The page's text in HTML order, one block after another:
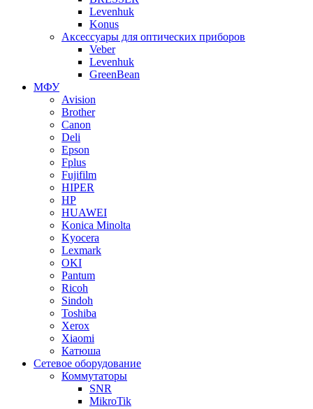
Levenhuk
Konus
Аксессуары для оптических приборов
Veber
Levenhuk
GreenBean
МФУ
Avision
Brother
Canon
Deli
Epson
Fplus
Fujifilm
HIPER
HP
HUAWEI
Konica Minolta
Kyocera
Lexmark
OKI
Pantum
Ricoh
Sindoh
Toshiba
Xerox
Xiaomi
Катюша
Сетевое оборудование
Коммутаторы
SNR
MikroTik